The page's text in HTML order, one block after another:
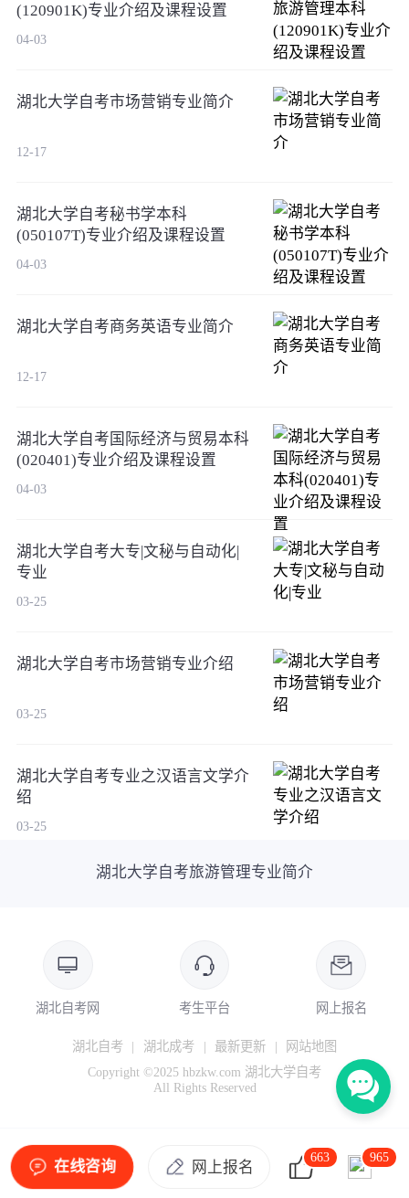
(120901K)专业介绍及课程设置
04-03
湖北大学自考市场营销专业简介
12-17
湖北大学自考秘书学本科
(050107T)专业介绍及课程设置
04-03
湖北大学自考商务英语专业简介
12-17
湖北大学自考国际经济与贸易本科
(020401)专业介绍及课程设置
04-03
湖北大学自考大专|文秘与自动化|
专业
03-25
湖北大学自考市场营销专业介绍
03-25
湖北大学自考专业之汉语言文学介
绍
03-25
湖北大学自考旅游管理专业简介
湖北自考网 考生平台 网上报名
湖北自考 | 湖北成考 | 最新更新 |
网站地图
Copyright ©2025 hbzkw.com 湖北大学自考
All Rights Reserved
在线咨询 网上报名
663 965